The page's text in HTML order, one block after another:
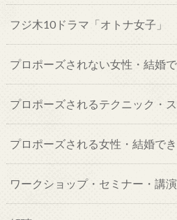
フジ木10ドラマ「オトナ女子」
プロポーズされない女性・結婚
プロポーズされるテクニック・
プロポーズされる女性・結婚で
ワークショップ・セミナー・講